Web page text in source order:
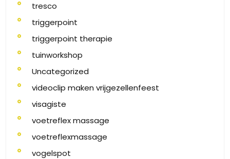
tresco
triggerpoint
triggerpoint therapie
tuinworkshop
Uncategorized
videoclip maken vrijgezellenfeest
visagiste
voetreflex massage
voetreflexmassage
vogelspot